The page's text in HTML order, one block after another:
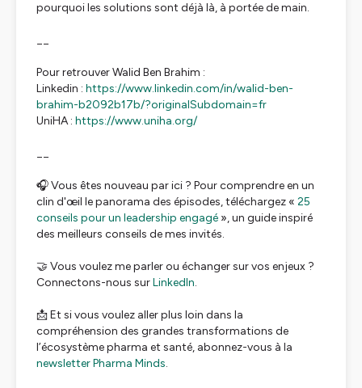
pourquoi les solutions sont déjà là, à portée de main.
Pour retrouver Walid Ben Brahim :
Linkedin : https://www.linkedin.com/in/walid-ben-
brahim-b2092b17b/?originalSubdomain=fr
UniHA : https://www.uniha.org/
🎧 Vous êtes nouveau par ici ? Pour comprendre en un
clin d'œil le panorama des épisodes, téléchargez « 25
conseils pour un leadership engagé », un guide inspiré
des meilleurs conseils de mes invités.
🤝 Vous voulez me parler ou échanger sur vos enjeux ?
Connectons-nous surLinkedIn.
📩 Et si vous voulez aller plus loin dans la
compréhension des grandes transformations de
l’écosystème pharma et santé, abonnez-vous à la
newsletter Pharma Minds.